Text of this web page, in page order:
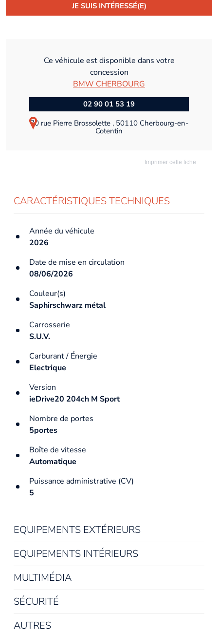
JE SUIS INTÉRESSÉ(E)
Ce véhicule est disponible dans votre
concession
BMW CHERBOURG
02 90 01 53 19
70 rue Pierre Brossolette , 50110 Cherbourg-en-
Cotentin
Imprimer cette fiche
CARACTÉRISTIQUES TECHNIQUES
Année du véhicule
2026
Date de mise en circulation
08/06/2026
Couleur(s)
Saphirschwarz métal
Carrosserie
S.U.V.
Carburant / Énergie
Electrique
Version
ieDrive20 204ch M Sport
Nombre de portes
5portes
Boîte de vitesse
Automatique
Puissance administrative (CV)
5
EQUIPEMENTS EXTÉRIEURS
EQUIPEMENTS INTÉRIEURS
MULTIMÉDIA
SÉCURITÉ
AUTRES